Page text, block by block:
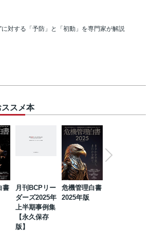
に対する「予防」と「初動」を専門家が解説
スメ本
書
月刊BCPリー
ダーズ2025年
上半期事例集
【永久保存
版】
危機管理白書
2025年版